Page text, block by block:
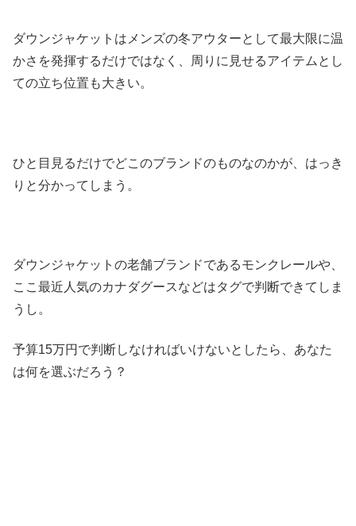
ダウンジャケットはメンズの冬アウターとして最大限に温
かさを発揮するだけではなく、周りに見せるアイテムとし
ての立ち位置も大きい。
ひと目見るだけでどこのブランドのものなのかが、はっき
りと分かってしまう。
ダウンジャケットの老舗ブランドであるモンクレールや、
ここ最近人気のカナダグースなどはタグで判断できてしま
うし。
予算15万円で判断しなければいけないとしたら、あなた
は何を選ぶだろう？